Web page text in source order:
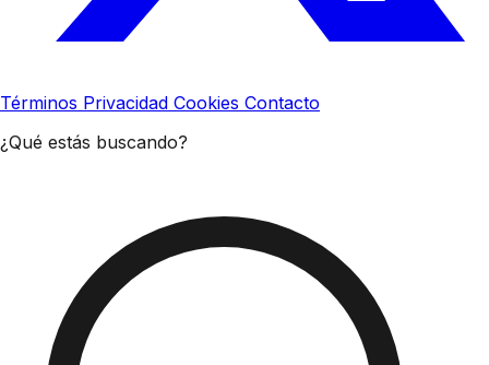
Términos Privacidad Cookies Contacto
¿Qué estás buscando?